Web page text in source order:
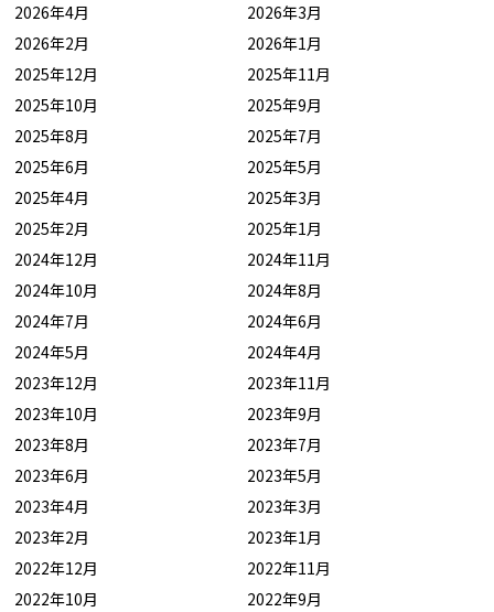
2026年4月
2026年3月
2026年2月
2026年1月
2025年12月
2025年11月
2025年10月
2025年9月
2025年8月
2025年7月
2025年6月
2025年5月
2025年4月
2025年3月
2025年2月
2025年1月
2024年12月
2024年11月
2024年10月
2024年8月
2024年7月
2024年6月
2024年5月
2024年4月
2023年12月
2023年11月
2023年10月
2023年9月
2023年8月
2023年7月
2023年6月
2023年5月
2023年4月
2023年3月
2023年2月
2023年1月
2022年12月
2022年11月
2022年10月
2022年9月